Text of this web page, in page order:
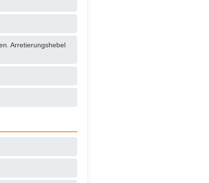
Arretierungshebel